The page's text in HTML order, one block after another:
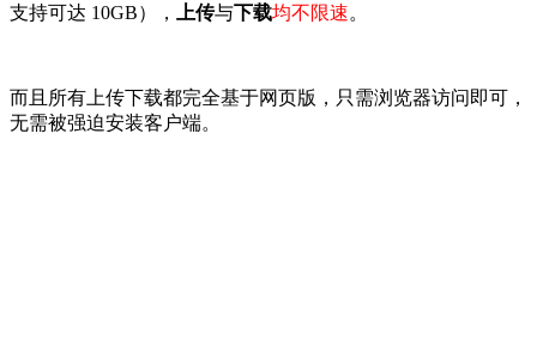
支持可达 10GB），
上传与下载均不限速。
而且所有上传下载都完全基于网页版，只需浏览器访问即可，
无需被强迫安装客户端。